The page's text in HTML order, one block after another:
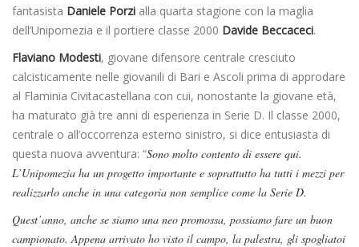
fantasista Daniele Porzi alla quarta stagione con la maglia
dell’Unipomezia e il portiere classe 2000 Davide Beccaceci.
Flaviano Modesti, giovane difensore centrale cresciuto
calcisticamente nelle giovanili di Bari e Ascoli prima di approdare
al Flaminia Civitacastellana con cui, nonostante la giovane età,
ha maturato già tre anni di esperienza in Serie D. Il classe 2000,
centrale o all’occorrenza esterno sinistro, si dice entusiasta di
questa nuova avventura: “Sono molto contento di essere qui.
L’Unipomezia ha un progetto importante e soprattutto ha tutti i mezzi per
realizzarlo anche in una categoria non semplice come la Serie D.
Quest’anno, anche se siamo una neo promossa, possiamo fare un buon
campionato. Appena arrivato ho visto il campo, la palestra, gli spogliatoi